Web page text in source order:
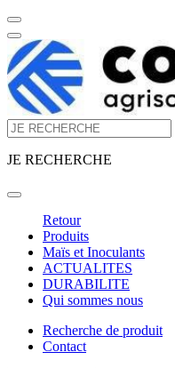
JE RECHERCHE
Retour
Produits
Maïs et Inoculants
ACTUALITES
DURABILITE
Qui sommes nous
Recherche de produit
Contact